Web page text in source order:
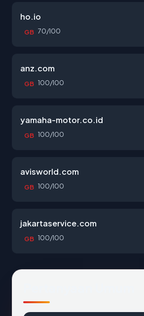
ho.io
GB 70/100
anz.com
GB 100/100
yamaha-motor.co.id
GB 100/100
avisworld.com
GB 100/100
jakartaservice.com
GB 100/100